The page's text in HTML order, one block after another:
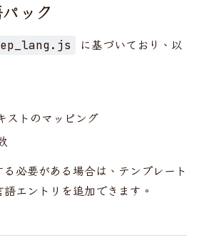
ック
に基づいており、以
ストのマッピング
必要がある場合は、テンプレート
エントリを追加できます。